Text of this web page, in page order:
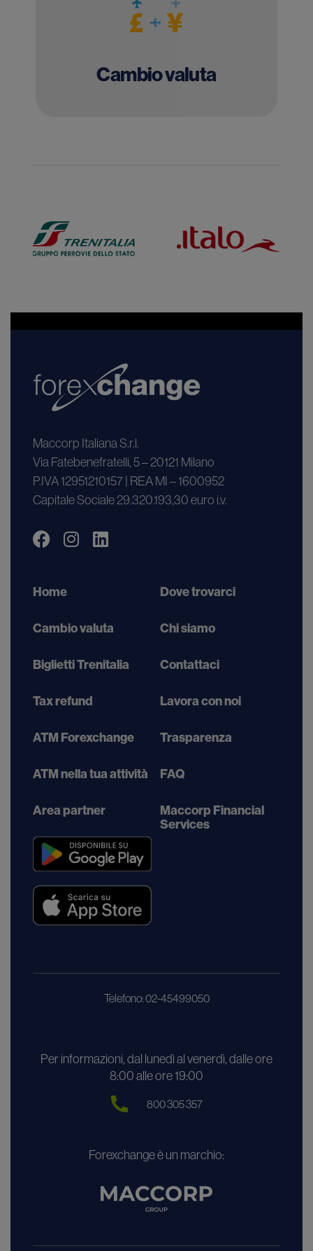
Cambio valuta
Maccorp Italiana S.r.l.
Via Fatebenefratelli, 5 – 20121 Milano
P.IVA 12951210157 | REA MI – 1600952
Capitale Sociale 29.320.193,30 euro i.v.
Home
Cambio valuta
Biglietti Trenitalia
Tax refund
ATM Forexchange
ATM nella tua attività
Area partner
Dove trovarci
Chi siamo
Contattaci
Lavora con noi
Trasparenza
FAQ
Maccorp Financial
Services
Telefono: 02-45499050
Per informazioni, dal lunedì al venerdì, dalle ore
8:00 alle ore 19:00
800 305 357
Forexchange è un marchio: